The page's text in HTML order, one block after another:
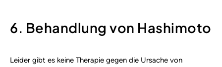
6. Behandlung von Hashimoto
Leider gibt es keine Therapie gegen die Ursache von